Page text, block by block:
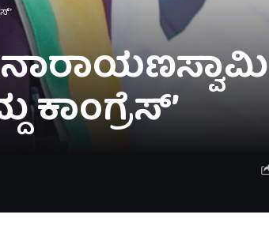
ನಾರಾಯಣಸ್ವಾಮಿ
ಕಾಂಗ್ರೆಸ್’